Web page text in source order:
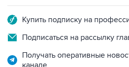
Купить подписку на
Подписаться на рассылку
Получать оперативные